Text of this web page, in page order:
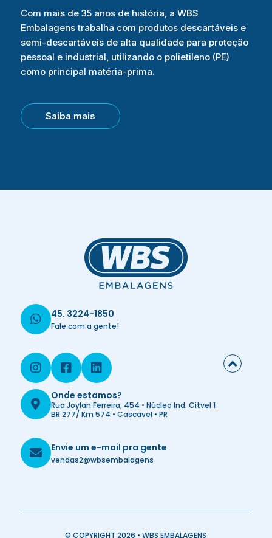
Com mais de 35 anos de história, a WBS
Embalagens trabalha com produtos descartáveis e
semi-descartáveis de alta qualidade para proteção
pessoal e industrial, utilizando o polietileno (PE)
como principal matéria-prima.
Saiba mais
45. 3224-1850
Fale com a gente!
Onde estamos?
Rua Joylan Ferreira, 454 • Núcleo Ind. Citvel 1
BR 277/ Km 574 • Cascavel • PR
Envie um e-mail pra gente
vendas2@wbsembalagens
© COPYRIGHT 2026 • WBS EMBALAGENS